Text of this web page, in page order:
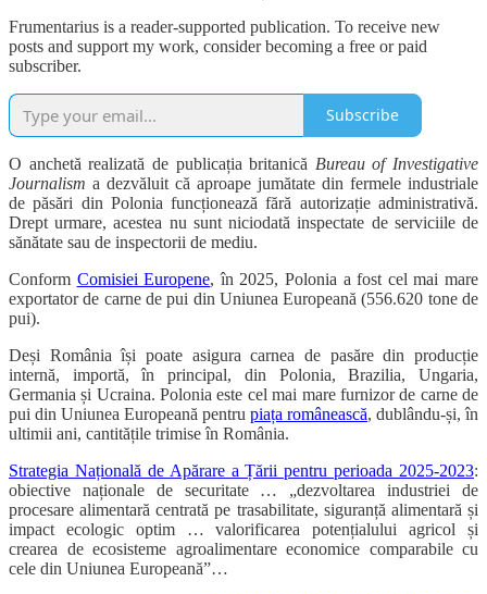
Frumentarius is a reader-supported publication. To receive new
posts and support my work, consider becoming a free or paid
subscriber.
Subscribe
O anchetă realizată de publicația britanică Bureau of Investigative
Journalism a dezvăluit că aproape jumătate din fermele industriale
de păsări din Polonia funcționează fără autorizație administrativă.
Drept urmare, acestea nu sunt niciodată inspectate de serviciile de
sănătate sau de inspectorii de mediu.
Conform Comisiei Europene, în 2025, Polonia a fost cel mai mare
exportator de carne de pui din Uniunea Europeană (556.620 tone de
pui).
Deși România își poate asigura carnea de pasăre din producție
internă, importă, în principal, din Polonia, Brazilia, Ungaria,
Germania și Ucraina. Polonia este cel mai mare furnizor de carne de
pui din Uniunea Europeană pentru piața românească, dublându-și, în
ultimii ani, cantitățile trimise în România.
Strategia Națională de Apărare a Țării pentru perioada 2025-2023:
obiective naționale de securitate … „dezvoltarea industriei de
procesare alimentară centrată pe trasabilitate, siguranță alimentară și
impact ecologic optim … valorificarea potențialului agricol și
crearea de ecosisteme agroalimentare economice comparabile cu
cele din Uniunea Europeană”…